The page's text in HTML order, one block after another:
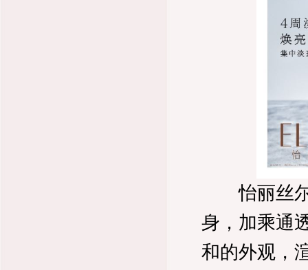
怡丽丝尔
身，加乘通
和的外观，